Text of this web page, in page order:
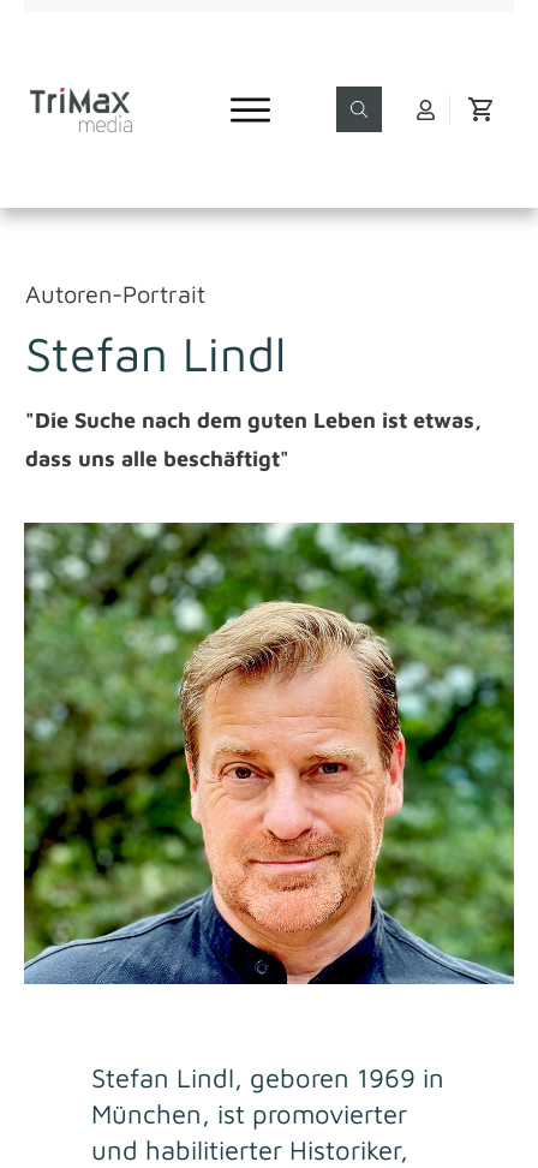
Autoren-Portrait
Stefan Lindl
"Die Suche nach dem guten Leben ist etwas,
dass uns alle beschäftigt"
Stefan Lindl, geboren 1969 in
München, ist promovierter
und habilitierter Historiker,